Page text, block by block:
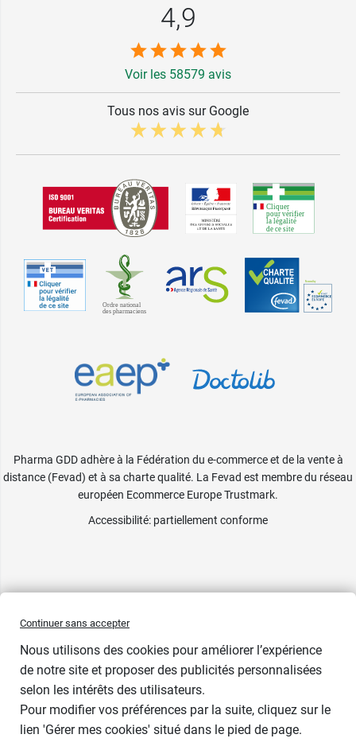
4,9
Voir les 58579 avis
Tous nos avis sur Google
Pharma GDD adhère à la Fédération du e-commerce et de la vente à
distance (Fevad) et à sa charte qualité. La Fevad est membre du réseau
européen Ecommerce Europe Trustmark.
Accessibilité: partiellement conforme
Continuer sans accepter
Nous utilisons des cookies pour améliorer l’expérience
de notre site et proposer des publicités personnalisées
selon les intérêts des utilisateurs.
Pour modifier vos préférences par la suite, cliquez sur le
lien 'Gérer mes cookies' situé dans le pied de page.